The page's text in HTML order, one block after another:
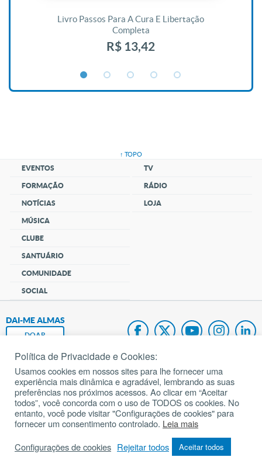
Livro Passos Para A Cura E Libertação
Completa
R$ 13,42
↑ TOPO
EVENTOS
FORMAÇÃO
NOTÍCIAS
MÚSICA
CLUBE
SANTUÁRIO
COMUNIDADE
SOCIAL
TV
RÁDIO
LOJA
DAI-ME ALMAS
DOAR
Fundação João Paulo II
Pedido de Oração
Mapa do site
Todos os direitos reservados.
Política de Privacidade e Cookies:
Usamos cookies em nossos sites para lhe fornecer uma
experiência mais dinâmica e agradável, lembrando as suas
preferências nos próximos acessos. Ao clicar em “Aceitar
todos”, você concorda com o uso de TODOS os cookies. No
entanto, você pode visitar "Configurações de cookies" para
fornecer um consentimento controlado. Leia mais
Configurações de cookies Rejeitar todos Aceitar todos